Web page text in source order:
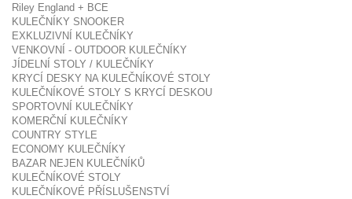
Riley England + BCE
KULEČNÍKY SNOOKER
EXKLUZIVNÍ KULEČNÍKY
VENKOVNÍ - OUTDOOR KULEČNÍKY
JÍDELNÍ STOLY / KULEČNÍKY
KRYCÍ DESKY NA KULEČNÍKOVÉ STOLY
KULEČNÍKOVÉ STOLY S KRYCÍ DESKOU
SPORTOVNÍ KULEČNÍKY
KOMERČNÍ KULEČNÍKY
COUNTRY STYLE
ECONOMY KULEČNÍKY
BAZAR NEJEN KULEČNÍKŮ
KULEČNÍKOVÉ STOLY
KULEČNÍKOVÉ PŘÍSLUŠENSTVÍ